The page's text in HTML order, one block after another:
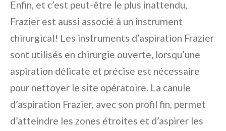
Enfin, et c’est peut-être le plus inattendu,
Frazier est aussi associé à un instrument
chirurgical! Les instruments d’aspiration Frazier
sont utilisés en chirurgie ouverte, lorsqu’une
aspiration délicate et précise est nécessaire
pour nettoyer le site opératoire. La canule
d’aspiration Frazier, avec son profil fin, permet
d’atteindre les zones étroites et d’aspirer les